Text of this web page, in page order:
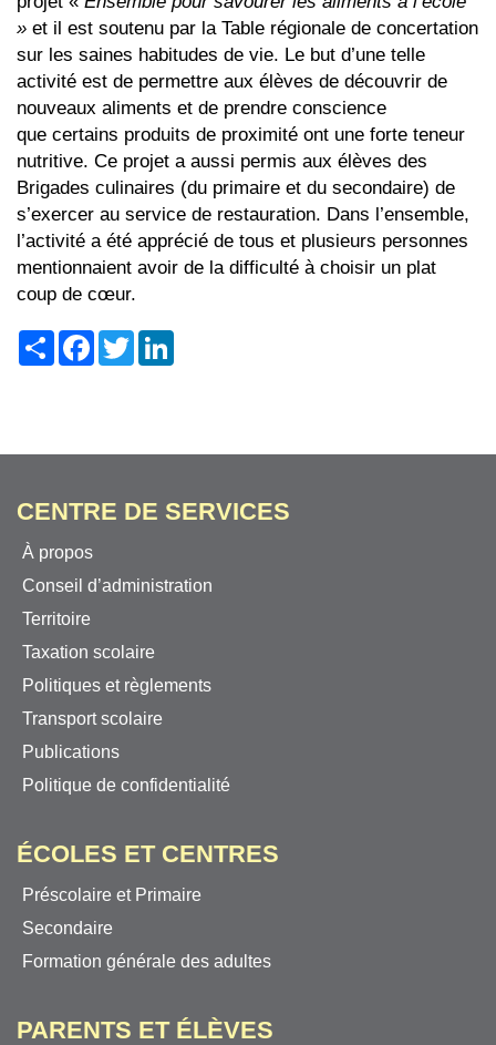
» et il est soutenu par la Table régionale de concertation
sur les saines habitudes de vie. Le but d’une telle
activité est de permettre aux élèves de découvrir de
nouveaux aliments et de prendre conscience
que certains produits de proximité ont une forte teneur
nutritive. Ce projet a aussi permis aux élèves des
Brigades culinaires (du primaire et du secondaire) de
s’exercer au service de restauration. Dans l’ensemble,
l’activité a été apprécié de tous et plusieurs personnes
mentionnaient avoir de la difficulté à choisir un plat
coup de cœur.
ShareFacebook
Twitter
CENTRE DE SERVICES
À propos
Conseil d’administration
Territoire
Taxation scolaire
Politiques et règlements
Transport scolaire
Publications
Politique de confidentialité
ÉCOLES ET CENTRES
Préscolaire et Primaire
Secondaire
Formation générale des adultes
PARENTS ET ÉLÈVES